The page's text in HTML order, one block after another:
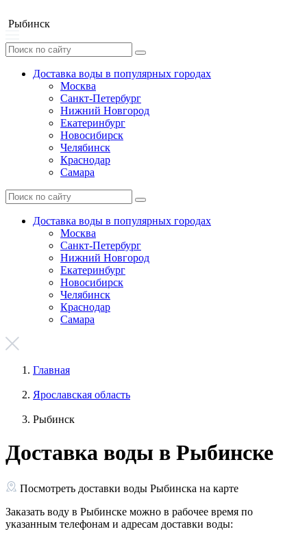
Рыбинск
Доставка воды в популярных городах
Москва
Санкт-Петербург
Нижний Новгород
Екатеринбург
Новосибирск
Челябинск
Краснодар
Самара
Доставка воды в популярных городах
Москва
Санкт-Петербург
Нижний Новгород
Екатеринбург
Новосибирск
Челябинск
Краснодар
Самара
Главная
Ярославская область
Рыбинск
Доставка воды в Рыбинске
Посмотреть доставки воды Рыбинска на карте
Заказать воду в Рыбинске можно в рабочее время по
указанным телефонам и адресам доставки воды: